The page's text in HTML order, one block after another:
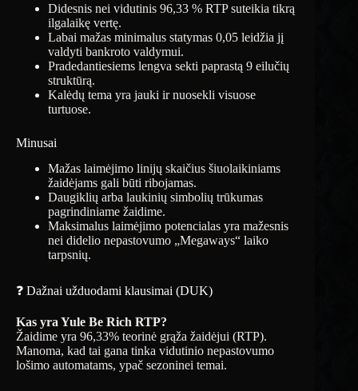
Didesnis nei vidutinis 96,33 % RTP suteikia tikrą
ilgalaikę vertę.
Labai mažas minimalus statymas 0,05 leidžia jį
valdyti bankroto valdymui.
Pradedantiesiems lengva sekti paprastą 9 eilučių
struktūrą.
Kalėdų tema yra jauki ir nuosekli visuose
turtuose.
Minusai
Mažas laimėjimo linijų skaičius šiuolaikiniams
žaidėjams gali būti ribojamas.
Daugiklių arba laukinių simbolių trūkumas
pagrindiniame žaidime.
Maksimalus laimėjimo potencialas yra mažesnis
nei didelio nepastovumo „Megaways“ laiko
tarpsnių.
❓ Dažnai užduodami klausimai (DUK)
Kas yra Yule Be Rich RTP?
Žaidime yra 96,33% teorinė grąža žaidėjui (RTP).
Manoma, kad tai gana tinka vidutinio nepastovumo
lošimo automatams, ypač sezoninei temai.